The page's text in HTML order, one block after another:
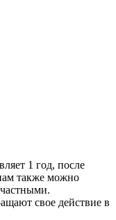
1 год, после
также можно
свое действие в